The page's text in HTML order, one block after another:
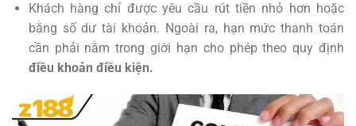
Khách hàng chỉ được yêu cầu rút tiền nhỏ hơn hoặc
bằng số dư tài khoản. Ngoài ra, hạn mức thanh toán
cần phải nằm trong giới hạn cho phép theo quy định
điều khoản điều kiện.